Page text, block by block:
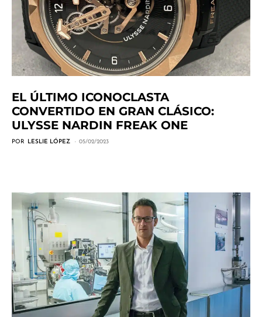
EL ÚLTIMO ICONOCLASTA
CONVERTIDO EN GRAN CLÁSICO:
ULYSSE NARDIN FREAK ONE
POR LESLIE LÓPEZ 05/02/2023